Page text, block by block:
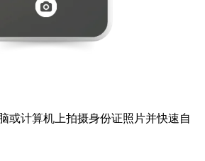
或计算机上拍摄身份证照片并快速自